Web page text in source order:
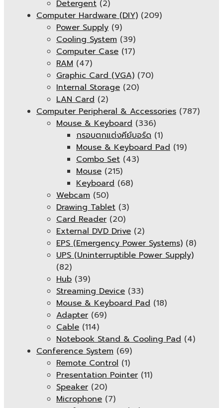
Detergent (2)
Computer Hardware (DIY) (209)
Power Supply (9)
Cooling System (39)
Computer Case (17)
RAM (47)
Graphic Card (VGA) (70)
Internal Storage (20)
LAN Card (2)
Computer Peripheral & Accessories (787)
Mouse & Keyboard (336)
กรอบตกแต่งคีย์บอร์ด (1)
Mouse & Keyboard Pad (19)
Combo Set (43)
Mouse (215)
Keyboard (68)
Webcam (50)
Drawing Tablet (3)
Card Reader (20)
External DVD Drive (2)
EPS (Emergency Power Systems) (8)
UPS (Uninterruptible Power Supply)
(82)
Hub (39)
Streaming Device (33)
Mouse & Keyboard Pad (18)
Adapter (69)
Cable (114)
Notebook Stand & Cooling Pad (4)
Conference System (69)
Remote Control (1)
Presentation Pointer (11)
Speaker (20)
Microphone (7)